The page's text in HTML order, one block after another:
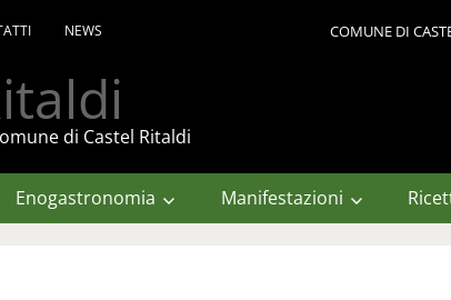
NEWS COMUNE DI
di Castel Ritaldi
Enogastronomia Manifestazioni